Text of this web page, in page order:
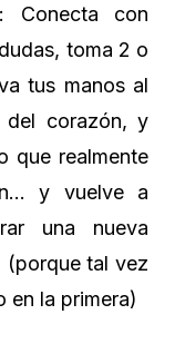
Conecta con
toma 2 o
tus manos al
corazón, y
que realmente
y vuelve a
una nueva
(porque tal vez
en la primera)